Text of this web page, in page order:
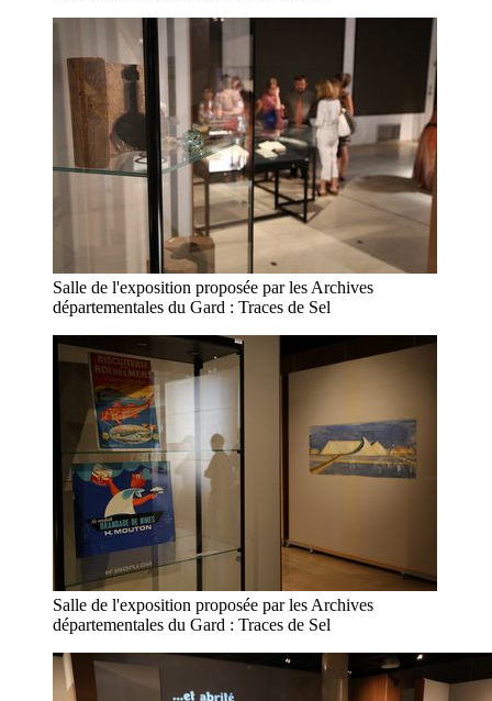
Salle de l'exposition proposée par les Archives
départementales du Gard : Traces de Sel
Salle de l'exposition proposée par les Archives
départementales du Gard : Traces de Sel